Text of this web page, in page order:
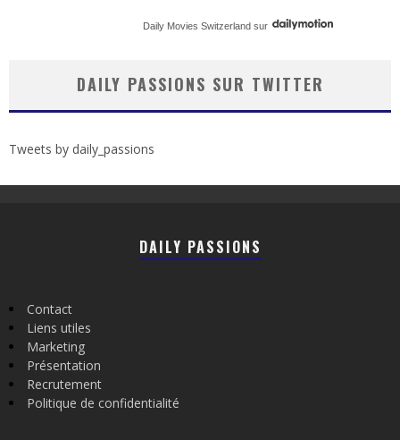
Daily Movies Switzerland sur
DAILY PASSIONS SUR TWITTER
Tweets by daily_passions
DAILY PASSIONS
Contact
Liens utiles
Marketing
Présentation
Recrutement
Politique de confidentialité